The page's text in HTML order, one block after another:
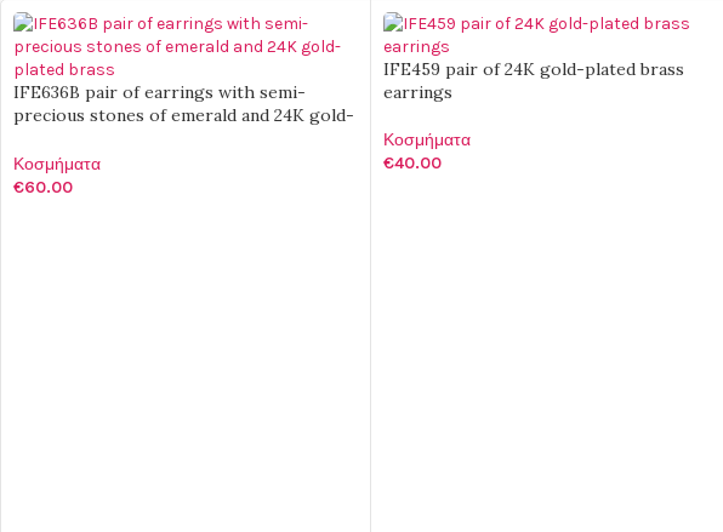
IFE636B pair of earrings with semi-
precious stones of emerald and 24K gold-
Κοσμήματα
€60.00
IFE459 pair of 24K gold-plated brass
earrings
Κοσμήματα
€40.00